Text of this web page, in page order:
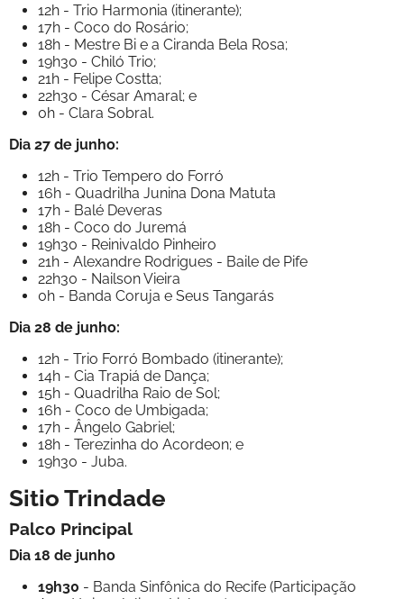
12h - Trio Harmonia (itinerante);
17h - Coco do Rosário;
18h - Mestre Bi e a Ciranda Bela Rosa;
19h30 - Chiló Trio;
21h - Felipe Costta;
22h30 - César Amaral; e
0h - Clara Sobral.
Dia 27 de junho:
12h - Trio Tempero do Forró
16h - Quadrilha Junina Dona Matuta
17h - Balé Deveras
18h - Coco do Juremá
19h30 - Reinivaldo Pinheiro
21h - Alexandre Rodrigues - Baile de Pife
22h30 - Nailson Vieira
0h - Banda Coruja e Seus Tangarás
Dia 28 de junho:
12h - Trio Forró Bombado (itinerante);
14h - Cia Trapiá de Dança;
15h - Quadrilha Raio de Sol;
16h - Coco de Umbigada;
17h - Ângelo Gabriel;
18h - Terezinha do Acordeon; e
19h30 - Juba.
Sitio Trindade
Palco Principal
Dia 18 de junho
19h30 - Banda Sinfônica do Recife (Participação